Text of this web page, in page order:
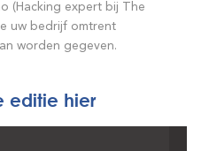
(Hacking expert bij The
uw bedrijf omtrent
worden gegeven.
editie hier